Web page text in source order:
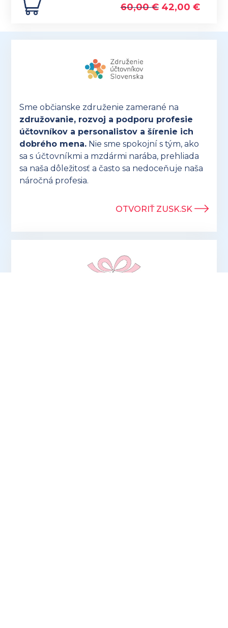
60,00€ 42,00 €
Sme občianske združenie zamerané na
združovanie, rozvoj a podporu profesie
účtovníkov a personalistov a šírenie ich
dobrého mena. Nie sme spokojní s tým, ako
sa s účtovníkmi a mzdármi narába, prehliada
sa naša dôležitosť a často sa nedoceňuje naša
náročná profesia.
OTVORIŤ ZUSK.SK